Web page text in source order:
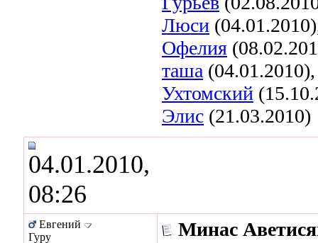
Люси
Офелия
таша
Ухтомский
Элис (21.03.2010)
04.01.2010,
08:26
Евгений
Гуру
Минас